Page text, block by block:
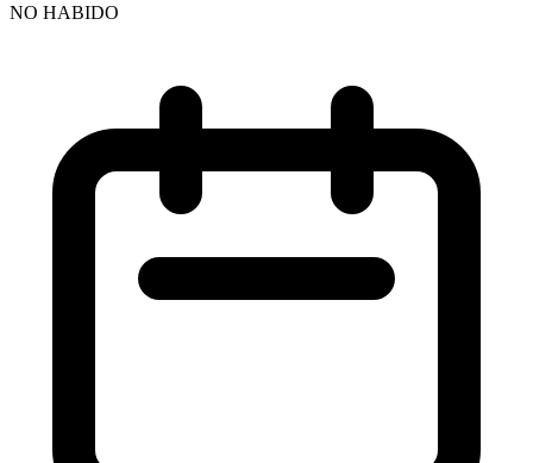
NO HABIDO